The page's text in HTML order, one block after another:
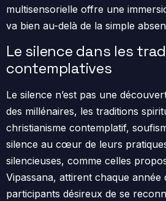
multisensorielle offre une
va bien au-delà de la simple
Le silence dans les
contemplatives
Le silence n’est pas une
des millénaires, les traditions
christianisme contemplatif,
silence au cœur de leurs
silencieuses, comme celles
Vipassana, attirent chaque année
participants désireux de se